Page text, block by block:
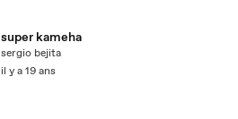
super kameha
sergio bejita
il y a 19 ans